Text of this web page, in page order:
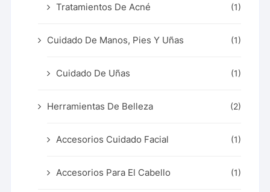
Tratamientos De Acné (1)
Cuidado De Manos, Pies Y Uñas (1)
Cuidado De Uñas (1)
Herramientas De Belleza (2)
Accesorios Cuidado Facial (1)
Accesorios Para El Cabello (1)